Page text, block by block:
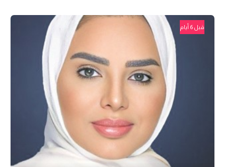
قبل 6 أيام